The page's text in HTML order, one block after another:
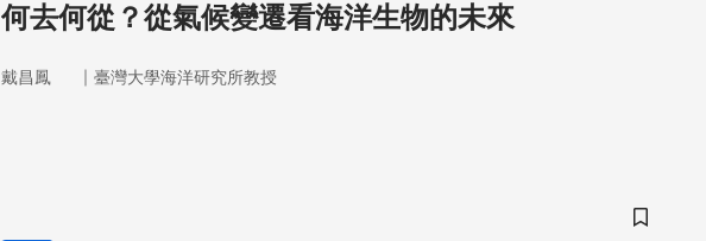
何去何從？從氣候變遷看海洋生物的未來
戴昌鳳 ｜ 臺灣大學海洋研究所教授
儲存書籤